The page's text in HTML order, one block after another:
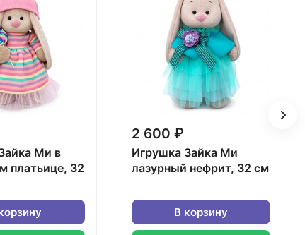
Ми в
платьице, 32
2 600 ₽
Игрушка Зайка Ми
лазурный нефрит, 32 см
В корзину